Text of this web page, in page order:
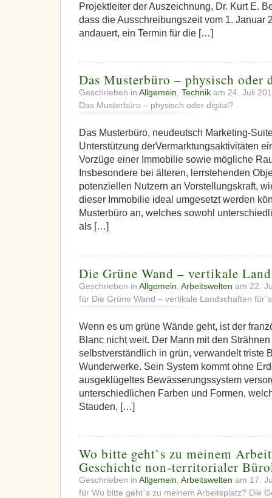
Projektleiter der Auszeichnung, Dr. Kurt E.
dass die Ausschreibungszeit vom 1. Januar
andauert, ein Termin für die […]
Das Musterbüro – physisch oder
Geschrieben in Allgemein, Technik am 24. Juli
Das Musterbüro – physisch oder digital?
Das Musterbüro, neudeutsch Marketing-
Unterstützung derVermarktungsaktivitäten
Vorzüge einer Immobilie sowie mögliche
Insbesondere bei älteren, lerrstehenden
potenziellen Nutzern an Vorstellungskraft,
dieser Immobilie ideal umgesetzt werden
Musterbüro an, welches sowohl
als […]
Die Grüne Wand – vertikale
Geschrieben in Allgemein Arbeitswelten am 22.
für Die Grüne Wand – vertikale Landschaften
Wenn es um grüne Wände geht, ist der
Blanc nicht weit. Der Mann mit den
selbstverständlich in grün, verwandelt triste
Wunderwerke. Sein System kommt ohne
ausgeklügeltes Bewässerungssystem
unterschiedlichen Farben und Formen,
Stauden, […]
Wo bitte geht`s zu meinem
Geschichte non-territorialer
Geschrieben in Allgemein Arbeitswelten am 17.
für Wo bitte geht`s zu meinem Arbeitsplatz? Die